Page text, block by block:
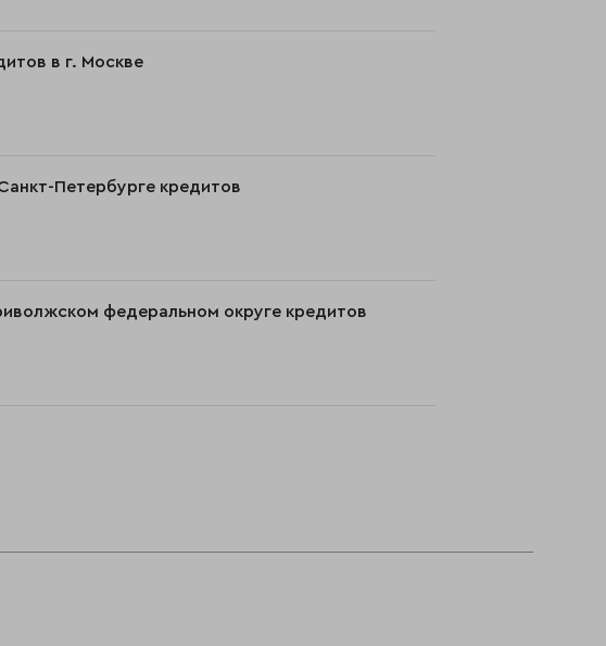
в г. Москве
Петербурге кредитов
федеральном округе кредитов